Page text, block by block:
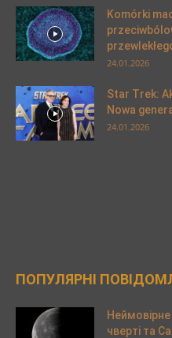
Komórki
24.01.2026
Star Trek:
Nowa
24.01.2026
ПОПУЛЯРНІ
чверті та